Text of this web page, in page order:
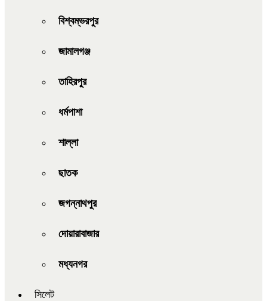
বিশ্বম্ভরপুর
জামালগঞ্জ
তাহিরপুর
ধর্মপাশা
শাল্লা
ছাতক
জগন্নাথপুর
দোয়ারাবাজার
মধ্যনগর
সিলেট